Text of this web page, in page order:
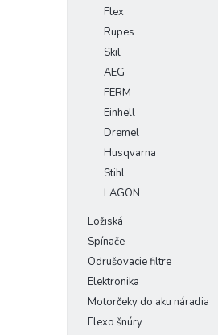
Flex
Rupes
Skil
AEG
FERM
Einhell
Dremel
Husqvarna
Stihl
LAGON
Ložiská
Spínače
Odrušovacie filtre
Elektronika
Motorčeky do aku náradia
Flexo šnúry